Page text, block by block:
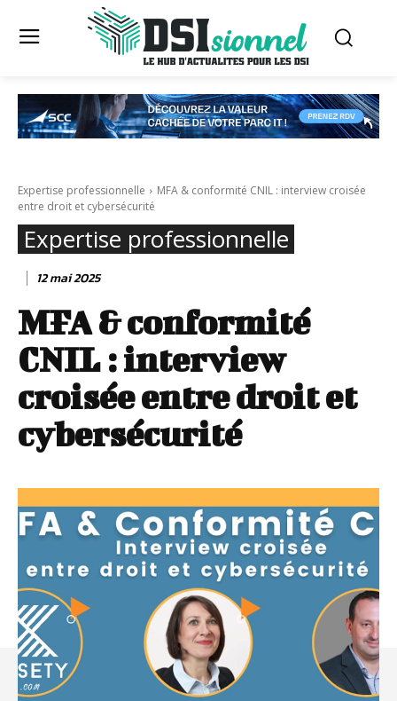
Expertise professionnelle
MFA & conformité CNIL : interview croisée
entre droit et cybersécurité
Expertise professionnelle
12 mai 2025
MFA & conformité
CNIL : interview
croisée entre droit et
cybersécurité